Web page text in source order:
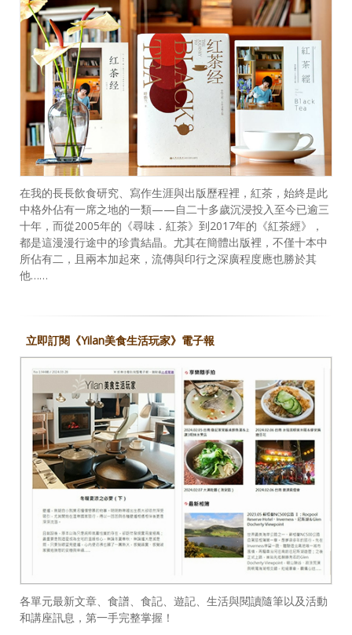
在我的長長飲食研究、寫作生涯與出版歷程裡，紅茶，始終是此
中格外佔有一席之地的一類——自二十多歲沉浸投入至今已逾三
十年，而從2005年的《尋味．紅茶》到2017年的《紅茶經》，
都是這漫漫行途中的珍貴結晶。尤其在簡體出版裡，不僅十本中
所佔有二，且兩本加起來，流傳與印行之深廣程度應也勝於其
他……
立即訂閱《Yilan美食生活玩家》電子報
各單元最新文章、食譜、食記、遊記、生活與閱讀隨筆以及活動
和講座訊息，第一手完整掌握！